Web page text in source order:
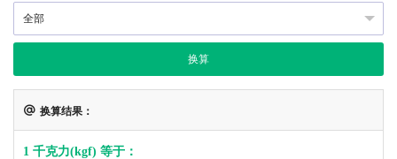
换算
换算结果：
1 千克力(kgf) 等于：